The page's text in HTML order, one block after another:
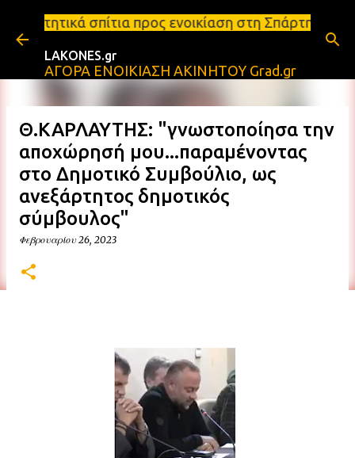
Μετάβαση στο κύριο περιεχόμενο
προς ενοικίαση στη Σπάρτη Ενοικιάσεις
LAKONES.gr
ΑΓΟΡΑ ΕΝΟΙΚΙΑΣΗ ΑΚΙΝΗΤΟΥ Grad.gr
Θ.ΚΑΡΛΑΥΤΗΣ: "γνωστοποίησα την
αποχώρησή μου...παραμένοντας
στο Δημοτικό Συμβούλιο, ως
ανεξάρτητος δημοτικός
σύμβουλος"
Φεβρουαρίου 26, 2023